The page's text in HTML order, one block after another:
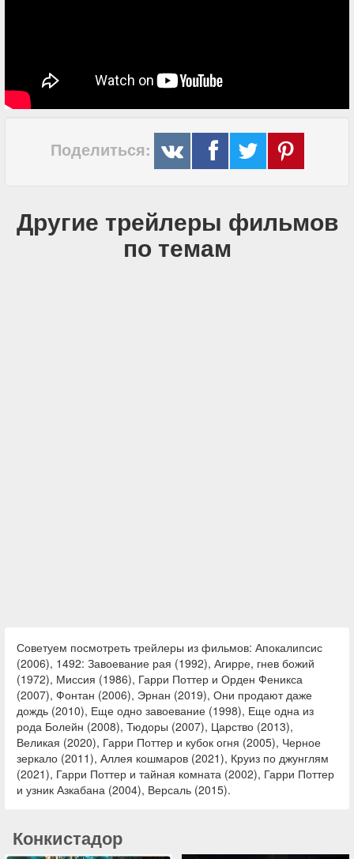
Поделиться:
Другие трейлеры фильмов
по темам
Советуем посмотреть трейлеры из фильмов: Апокалипсис
(2006), 1492: Завоевание рая (1992), Агирре, гнев божий
(1972), Миссия (1986), Гарри Поттер и Орден Феникса
(2007), Фонтан (2006), Эрнан (2019), Они продают даже
дождь (2010), Еще одно завоевание (1998), Еще одна из
рода Болейн (2008), Тюдоры (2007), Царство (2013),
Великая (2020), Гарри Поттер и кубок огня (2005), Черное
зеркало (2011), Аллея кошмаров (2021), Круиз по джунглям
(2021), Гарри Поттер и тайная комната (2002), Гарри Поттер
и узник Азкабана (2004), Версаль (2015).
Конкистадор